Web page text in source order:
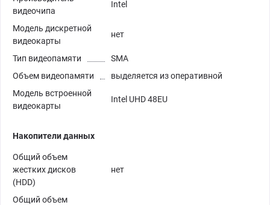
видеочипа
Intel
Модель дискретной
видеокарты
нет
Тип видеопамяти
SMA
Объем видеопамяти
выделяется из оперативной
Модель встроенной
видеокарты
Intel UHD 48EU
Накопители данных
Общий объем
жестких дисков
(HDD)
нет
Общий объем